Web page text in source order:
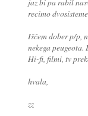
recimo
Iščem dober p/p,
nekega
Hi-fi, filmi, tv
hvala,
zz